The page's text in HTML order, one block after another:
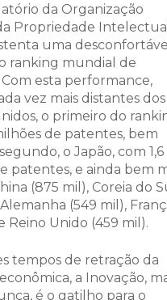
da Organização
Propriedade Intelectual
uma
ranking mundial de
esta performance,
vez mais distantes dos
o primeiro do
de patentes, bem
o Japão, com 1,6
patentes, e ainda bem
(875 mil), Coreia do
(549 mil),
Reino Unido (459 mil).
tempos de retração da
a Inovação,
é o gatilho para o